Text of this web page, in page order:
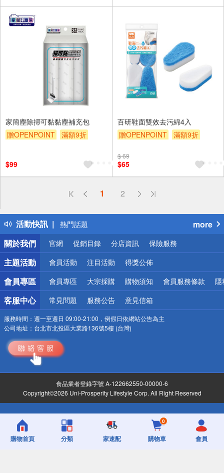
家簡塵除掃可黏黏塵補充包
贈OPENPOINT
滿額9折
$99
百研鞋面雙效去污綿4入
贈OPENPOINT
滿額9折
$ 69
$65
1 2
活動快訊
偏遠地區配送
得獎公告
熱門話題
銀行優惠
偏遠地區配送
詐騙網頁！請小心！
more
關於我們
官網 促銷目錄 分店資訊 保險服務
主題活動 會員活動 注目活動 得獎公佈
會員專區 會員專區 大宗採購 購物須知 會員服務條款 隱
客服中心 常見問題 服務公告 意見信箱
服務時間： 週一至週日 09:00-21:00，例假日依網站公告為主
公司地址： 台北市北投區大業路136號5樓 (台灣)
食品業者登錄字號 A-122662550-00000-6
Copyright©2026 Uni-Prosperity Lifestyle Corp. All Right Reserved
購物首頁 分類 家速配
0
購物車 會員